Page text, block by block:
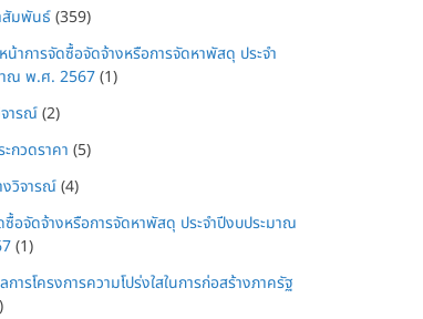
สัมพันธ์(359)
น้าการจัดซื้อจัดจ้างหรือการจัดหาพัสดุ ประจำ
ณ พ.ศ. 2567(1)
ารณ์(2)
กวดราคา (5)
งวิจารณ์(4)
ซื้อจัดจ้างหรือการจัดหาพัสดุ ประจำปีงบประมาณ
(1)
ารโครงการความโปร่งใสในการก่อสร้างภาครัฐ